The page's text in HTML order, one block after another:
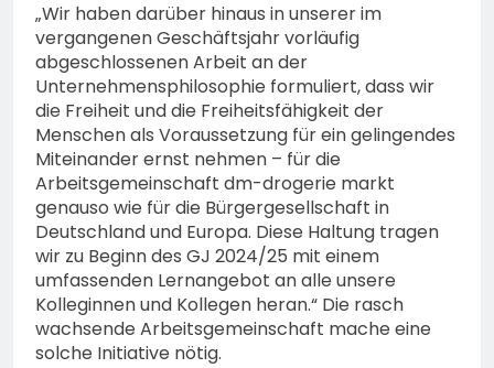
„Wir haben darüber hinaus in unserer im
vergangenen Geschäftsjahr vorläufig
abgeschlossenen Arbeit an der
Unternehmensphilosophie formuliert, dass wir
die Freiheit und die Freiheitsfähigkeit der
Menschen als Voraussetzung für ein gelingendes
Miteinander ernst nehmen – für die
Arbeitsgemeinschaft dm-drogerie markt
genauso wie für die Bürgergesellschaft in
Deutschland und Europa. Diese Haltung tragen
wir zu Beginn des GJ 2024/25 mit einem
umfassenden Lernangebot an alle unsere
Kolleginnen und Kollegen heran.“ Die rasch
wachsende Arbeitsgemeinschaft mache eine
solche Initiative nötig.